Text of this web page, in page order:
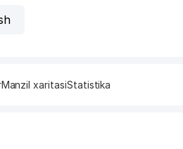
Manzil xaritasiStatistika